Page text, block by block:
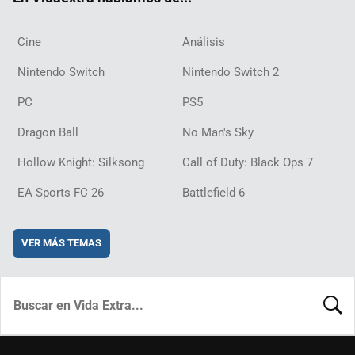
Cine Análisis
Nintendo Switch Nintendo Switch 2
PC PS5
Dragon Ball No Man's Sky
Hollow Knight: Silksong Call of Duty: Black Ops 7
EA Sports FC 26 Battlefield 6
VER MÁS TEMAS